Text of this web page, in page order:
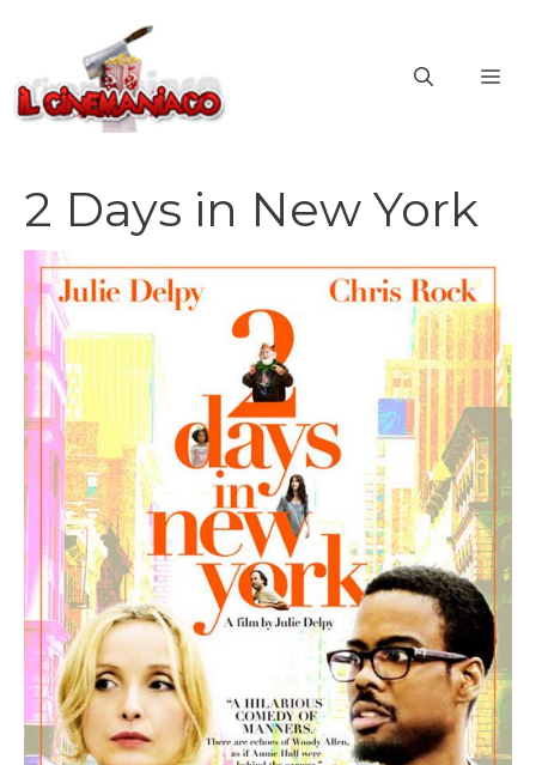
contenuto
2 Days in New York